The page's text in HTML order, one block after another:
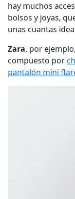
hay muchos
bolsos y joyas,
unas cuantas
Zara, por
compuesto por
pantalón mini